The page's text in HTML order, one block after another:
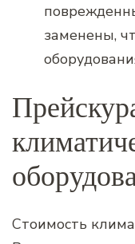
заменены,
Стоимость